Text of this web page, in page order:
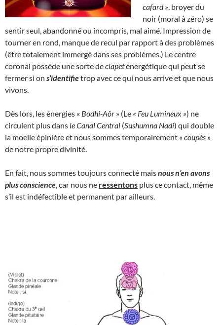
cafard » , broyer du
noir (moral à zéro) se
sentir seul, abandonné ou incompris, mal aimé. Impression de
tourner en rond, manque de recul par rapport à des problèmes
(être totalement immergé dans ses problèmes.) Le centre
coronal possède une sorte declapeténergétique qui peut se
fermer si on s’identifietrop avec ce qui nous arrive et que nous
vivons.
Dès lors, les énergies « Bodhi-Aôr » (Le « Feu Lumineux ») ne
circulent plus dans le Canal Central (Sushumna Nadi) qui double
la moelle épinière et nous sommes temporairement « coupés »
de notre propre divinité.
En fait, nous sommes toujours connecté maisnous n’en avons
plus conscience , car nous ne ressentons plus ce contact, même
s’il est indéfectible et permanent par ailleurs.